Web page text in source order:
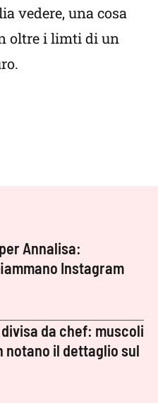
vedere, una cosa
oltre i limti di un
Annalisa:
Instagram
da chef: muscoli
notano il dettaglio sul